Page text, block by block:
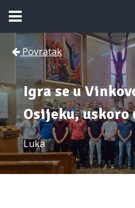
Povratak
Igra se u
Osijeku, uskoro
Luka